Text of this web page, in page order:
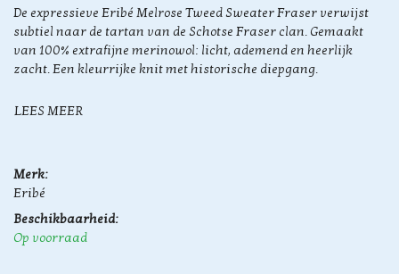
De expressieve Eribé Melrose Tweed Sweater Fraser verwijst
subtiel naar de tartan van de Schotse Fraser clan. Gemaakt
van 100% extrafijne merinowol: licht, ademend en heerlijk
zacht. Een kleurrijke knit met historische diepgang.
LEES MEER
Merk:
Eribé
Beschikbaarheid:
Op voorraad